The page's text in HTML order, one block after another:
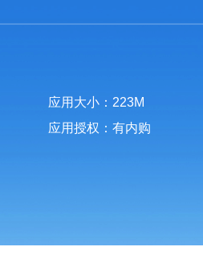
应用大小：223M
应用授权：有内购